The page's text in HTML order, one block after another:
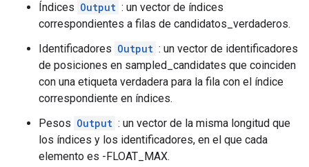
Índices Output : un vector de índices
correspondientes a filas de candidatos_verdaderos.
Identificadores Output : un vector de identificadores
de posiciones en sampled_candidates que coinciden
con una etiqueta verdadera para la fila con el índice
correspondiente en índices.
Pesos Output : un vector de la misma longitud que
los índices y los identificadores, en el que cada
elemento es -FLOAT_MAX.